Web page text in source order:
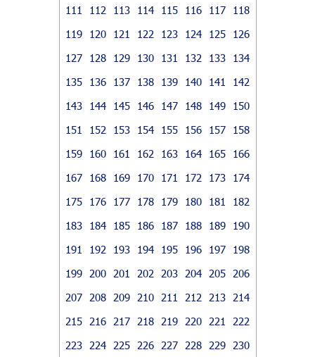
111
112 113 114 115 116 117
118
119
120 121 122 123 124 125
126
127
128 129 130 131 132 133
134
135
136 137 138 139 140 141
142
143
144 145 146 147 148 149
150
151
152 153 154 155 156 157
158
159
160 161 162 163 164 165
166
167
168 169 170 171 172 173
174
175
176 177 178 179 180 181
182
183
184 185 186 187 188 189
190
191
192 193 194 195 196 197
198
199
200 201 202 203 204 205
206
207
208 209 210 211 212 213
214
215
216 217 218 219 220 221
222
223
224 225 226 227 228 229
230